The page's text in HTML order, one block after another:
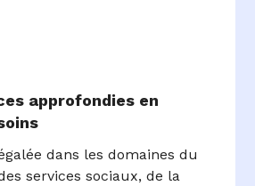
approfondies en
dans les domaines du
services sociaux, de la